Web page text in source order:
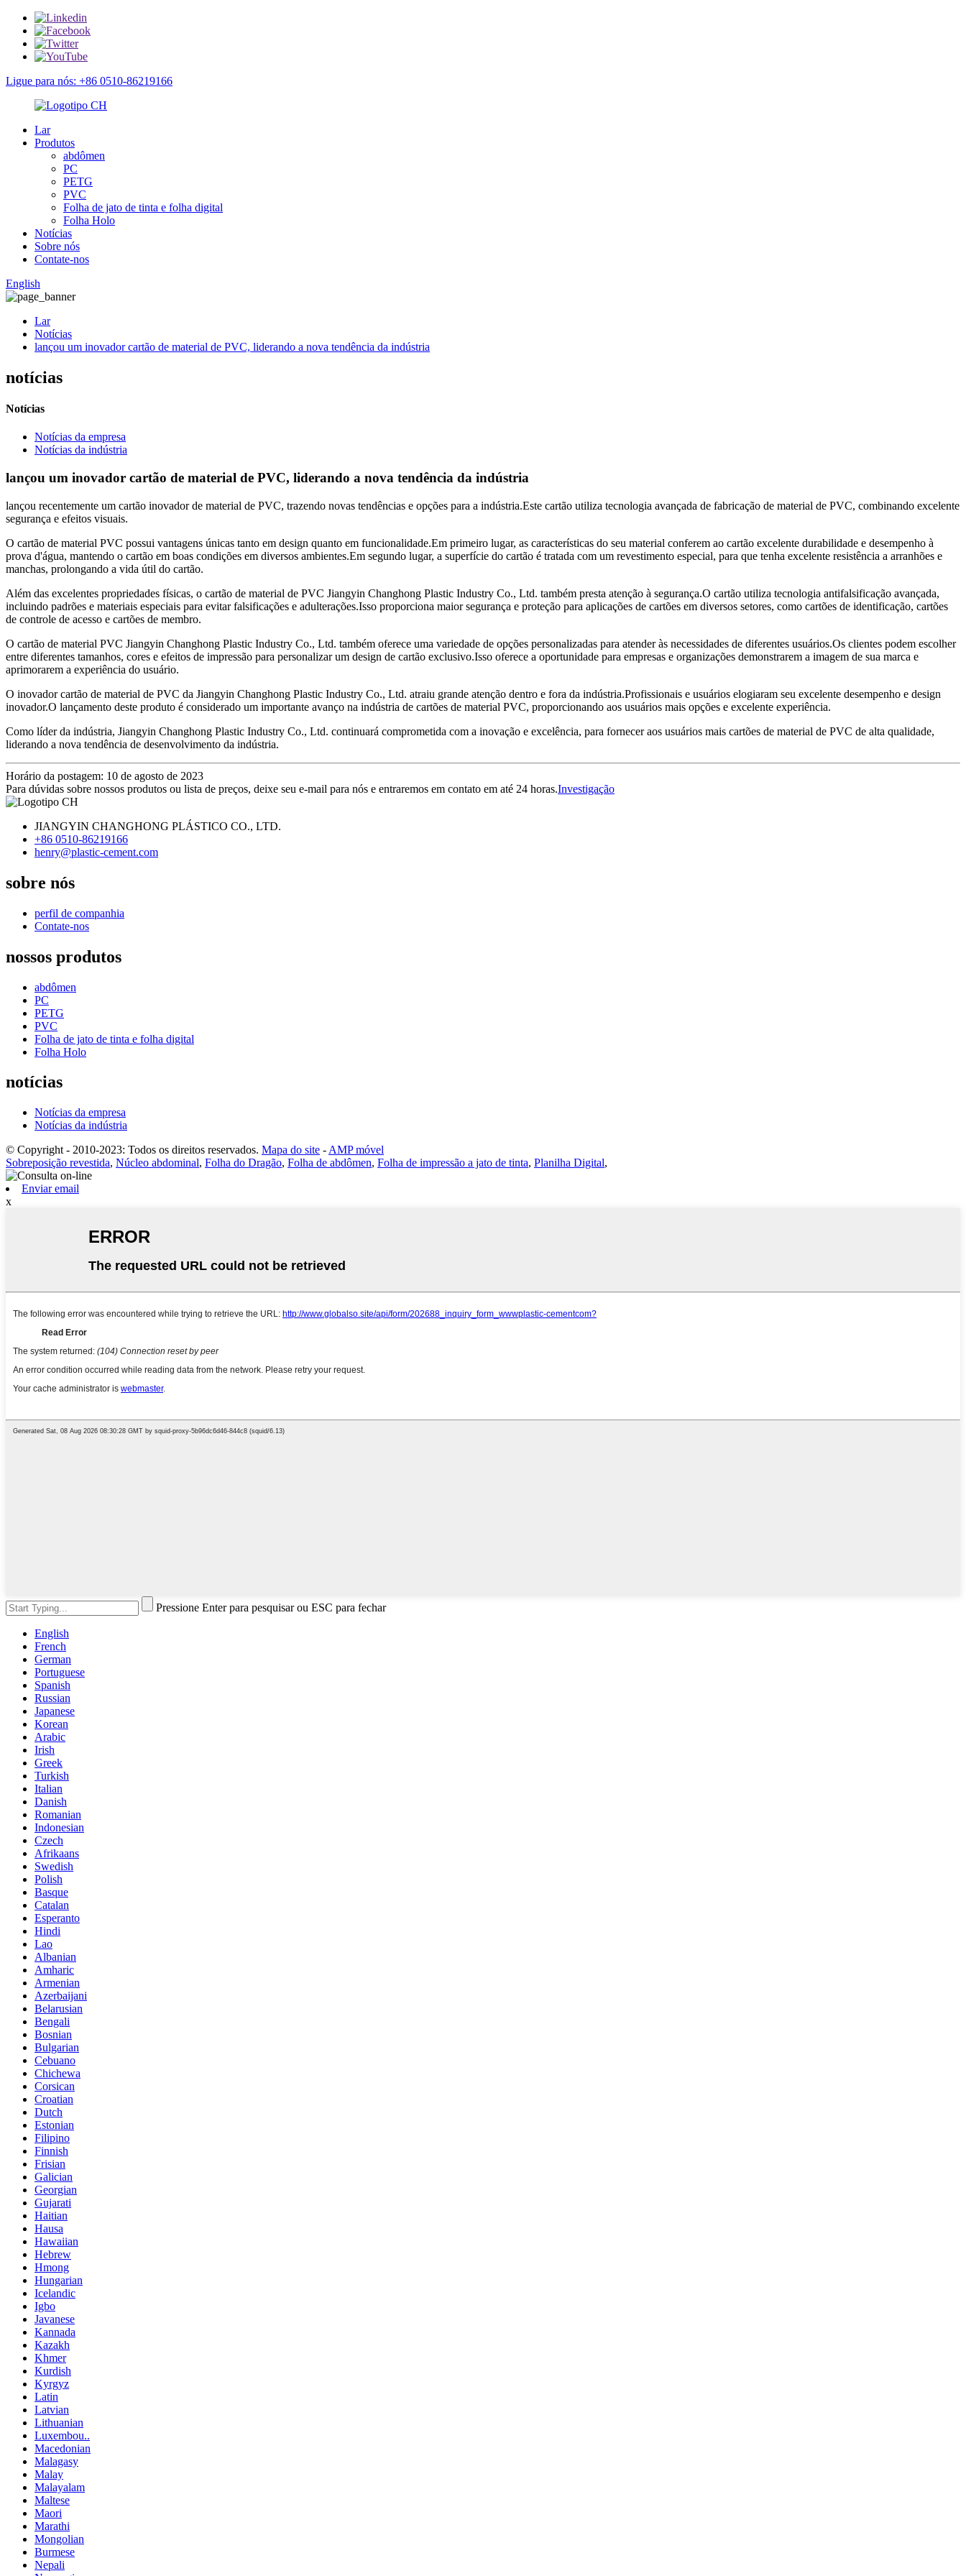
Ligue para nós: +86 0510-86219166
Lar
Produtos
abdômen
PC
PETG
PVC
Folha de jato de tinta e folha digital
Folha Holo
Notícias
Sobre nós
Contate-nos
English
Lar
Notícias
lançou um inovador cartão de material de PVC, liderando a nova tendência da indústria
notícias
Notícias
Notícias da empresa
Notícias da indústria
lançou um inovador cartão de material de PVC, liderando a nova tendência da indústria
lançou recentemente um cartão inovador de material de PVC, trazendo novas tendências e opções para a indústria.Este cartão utiliza tecnologia avançada de fabricação de material de PVC, combinando excelente
segurança e efeitos visuais.
O cartão de material PVC possui vantagens únicas tanto em design quanto em funcionalidade.Em primeiro lugar, as características do seu material conferem ao cartão excelente durabilidade e desempenho à
prova d'água, mantendo o cartão em boas condições em diversos ambientes.Em segundo lugar, a superfície do cartão é tratada com um revestimento especial, para que tenha excelente resistência a arranhões e
manchas, prolongando a vida útil do cartão.
Além das excelentes propriedades físicas, o cartão de material de PVC Jiangyin Changhong Plastic Industry Co., Ltd. também presta atenção à segurança.O cartão utiliza tecnologia antifalsificação avançada,
incluindo padrões e materiais especiais para evitar falsificações e adulterações.Isso proporciona maior segurança e proteção para aplicações de cartões em diversos setores, como cartões de identificação, cartões
de controle de acesso e cartões de membro.
O cartão de material PVC Jiangyin Changhong Plastic Industry Co., Ltd. também oferece uma variedade de opções personalizadas para atender às necessidades de diferentes usuários.Os clientes podem escolher
entre diferentes tamanhos, cores e efeitos de impressão para personalizar um design de cartão exclusivo.Isso oferece a oportunidade para empresas e organizações demonstrarem a imagem de sua marca e
aprimorarem a experiência do usuário.
O inovador cartão de material de PVC da Jiangyin Changhong Plastic Industry Co., Ltd. atraiu grande atenção dentro e fora da indústria.Profissionais e usuários elogiaram seu excelente desempenho e design
inovador.O lançamento deste produto é considerado um importante avanço na indústria de cartões de material PVC, proporcionando aos usuários mais opções e excelente experiência.
Como líder da indústria, Jiangyin Changhong Plastic Industry Co., Ltd. continuará comprometida com a inovação e excelência, para fornecer aos usuários mais cartões de material de PVC de alta qualidade,
liderando a nova tendência de desenvolvimento da indústria.
Horário da postagem: 10 de agosto de 2023
Para dúvidas sobre nossos produtos ou lista de preços, deixe seu e-mail para nós e entraremos em contato em até 24 horas.Investigação
JIANGYIN CHANGHONG PLÁSTICO CO., LTD.
+86 0510-86219166
henry@plastic-cement.com
sobre nós
perfil de companhia
Contate-nos
nossos produtos
abdômen
PC
PETG
PVC
Folha de jato de tinta e folha digital
Folha Holo
notícias
Notícias da empresa
Notícias da indústria
© Copyright - 2010-2023: Todos os direitos reservados. Mapa do site - AMP móvel
Sobreposição revestida, Núcleo abdominal, Folha do Dragão, Folha de abdômen, Folha de impressão a jato de tinta, Planilha Digital,
Enviar email
x
Pressione Enter para pesquisar ou ESC para fechar
English
French
German
Portuguese
Spanish
Russian
Japanese
Korean
Arabic
Irish
Greek
Turkish
Italian
Danish
Romanian
Indonesian
Czech
Afrikaans
Swedish
Polish
Basque
Catalan
Esperanto
Hindi
Lao
Albanian
Amharic
Armenian
Azerbaijani
Belarusian
Bengali
Bosnian
Bulgarian
Cebuano
Chichewa
Corsican
Croatian
Dutch
Estonian
Filipino
Finnish
Frisian
Galician
Georgian
Gujarati
Haitian
Hausa
Hawaiian
Hebrew
Hmong
Hungarian
Icelandic
Igbo
Javanese
Kannada
Kazakh
Khmer
Kurdish
Kyrgyz
Latin
Latvian
Lithuanian
Luxembou..
Macedonian
Malagasy
Malay
Malayalam
Maltese
Maori
Marathi
Mongolian
Burmese
Nepali